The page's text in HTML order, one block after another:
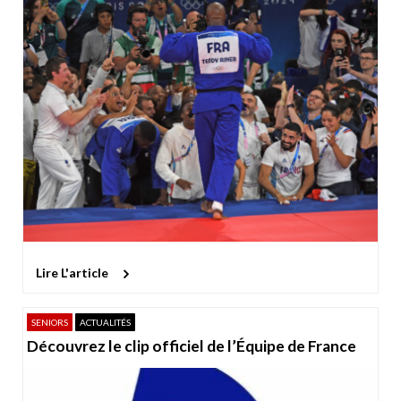
Lire L'article
SENIORS ACTUALITÉS
Découvrez le clip officiel de l’Équipe de France